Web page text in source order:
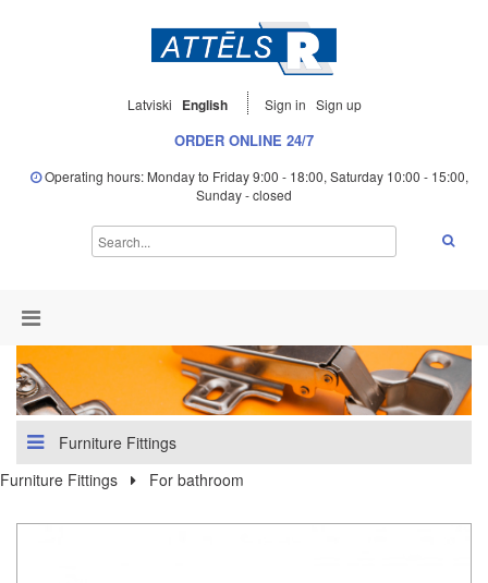
Latviski English Sign in Sign up
ORDER ONLINE 24/7
Operating hours: Monday to Friday 9:00 - 18:00, Saturday 10:00 - 15:00,
Sunday - closed
Furniture Fittings
Furniture Fittings
For bathroom